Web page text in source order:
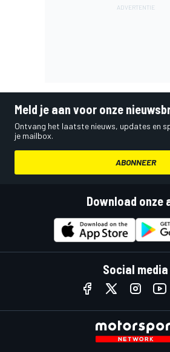
Meld je aan voor onze
Ontvang het laatste nieuws, updates en
je mailbox.
ABONNEER
Download onze
Social media